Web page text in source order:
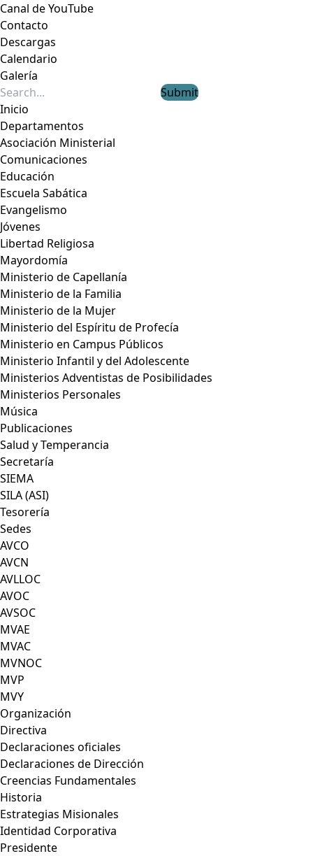
Canal de YouTube
Contacto
Descargas
Calendario
Galería
Submit
Inicio
Departamentos
Asociación Ministerial
Comunicaciones
Educación
Escuela Sabática
Evangelismo
Jóvenes
Libertad Religiosa
Mayordomía
Ministerio de Capellanía
Ministerio de la Familia
Ministerio de la Mujer
Ministerio del Espíritu de Profecía
Ministerio en Campus Públicos
Ministerio Infantil y del Adolescente
Ministerios Adventistas de Posibilidades
Ministerios Personales
Música
Publicaciones
Salud y Temperancia
Secretaría
SIEMA
SILA (ASI)
Tesorería
Sedes
AVCO
AVCN
AVLLOC
AVOC
AVSOC
MVAE
MVAC
MVNOC
MVP
MVY
Organización
Directiva
Declaraciones oficiales
Declaraciones de Dirección
Creencias Fundamentales
Historia
Estrategias Misionales
Identidad Corporativa
Presidente